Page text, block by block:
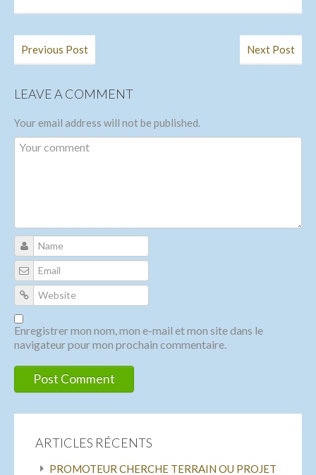
Previous Post Next Post
LEAVE A COMMENT
Your email address will not be published.
Enregistrer mon nom, mon e-mail et mon site dans le
navigateur pour mon prochain commentaire.
ARTICLES RÉCENTS
PROMOTEUR CHERCHE TERRAIN OU PROJET